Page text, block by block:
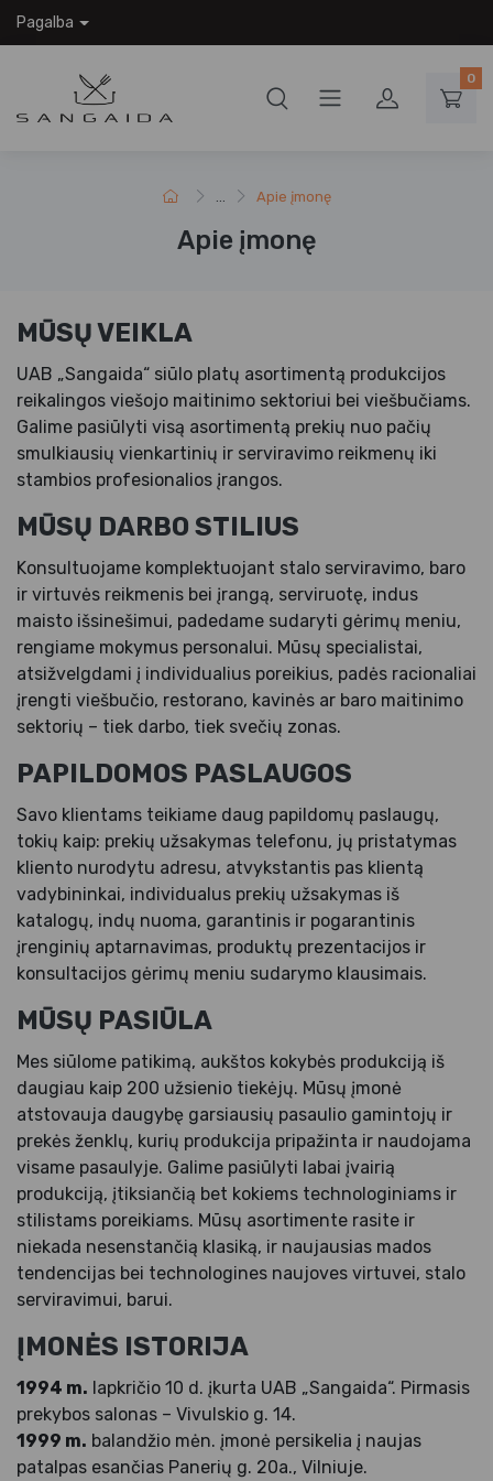
Pagalba
0
... Apie įmonę
Apie įmonę
MŪSŲ VEIKLA
UAB „Sangaida“ siūlo platų asortimentą produkcijos
reikalingos viešojo maitinimo sektoriui bei viešbučiams.
Galime pasiūlyti visą asortimentą prekių nuo pačių
smulkiausių vienkartinių ir serviravimo reikmenų iki
stambios profesionalios įrangos.
MŪSŲ DARBO STILIUS
Konsultuojame komplektuojant stalo serviravimo, baro
ir virtuvės reikmenis bei įrangą, serviruotę, indus
maisto išsinešimui, padedame sudaryti gėrimų meniu,
rengiame mokymus personalui. Mūsų specialistai,
atsižvelgdami į individualius poreikius, padės racionaliai
įrengti viešbučio, restorano, kavinės ar baro maitinimo
sektorių – tiek darbo, tiek svečių zonas.
PAPILDOMOS PASLAUGOS
Savo klientams teikiame daug papildomų paslaugų,
tokių kaip: prekių užsakymas telefonu, jų pristatymas
kliento nurodytu adresu, atvykstantis pas klientą
vadybininkai, individualus prekių užsakymas iš
katalogų, indų nuoma, garantinis ir pogarantinis
įrenginių aptarnavimas, produktų prezentacijos ir
konsultacijos gėrimų meniu sudarymo klausimais.
MŪSŲ PASIŪLA
Mes siūlome patikimą, aukštos kokybės produkciją iš
daugiau kaip 200 užsienio tiekėjų. Mūsų įmonė
atstovauja daugybę garsiausių pasaulio gamintojų ir
prekės ženklų, kurių produkcija pripažinta ir naudojama
visame pasaulyje. Galime pasiūlyti labai įvairią
produkciją, įtiksiančią bet kokiems technologiniams ir
stilistams poreikiams. Mūsų asortimente rasite ir
niekada nesenstančią klasiką, ir naujausias mados
tendencijas bei technologines naujoves virtuvei, stalo
serviravimui, barui.
ĮMONĖS ISTORIJA
1994 m. lapkričio 10 d. įkurta UAB „Sangaida“. Pirmasis
prekybos salonas – Vivulskio g. 14.
1999 m. balandžio mėn. įmonė persikelia į naujas
patalpas esančias Panerių g. 20a., Vilniuje.